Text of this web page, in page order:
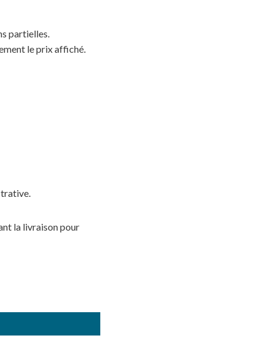
partielles.
le prix affiché.
la livraison pour